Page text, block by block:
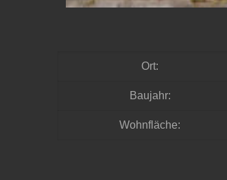
Ort:
Baujahr:
Wohnfläche: